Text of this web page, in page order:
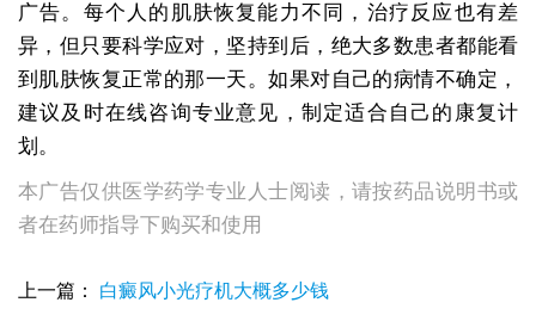
广告。每个人的肌肤恢复能力不同，治疗反应也有差
异，但只要科学应对，坚持到后，绝大多数患者都能看
到肌肤恢复正常的那一天。如果对自己的病情不确定，
建议及时在线咨询专业意见，制定适合自己的康复计
划。
本广告仅供医学药学专业人士阅读，请按药品说明书或
者在药师指导下购买和使用
上一篇： 白癜风小光疗机大概多少钱